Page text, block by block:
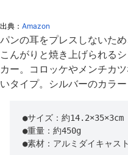
出典： Amazon
パンの耳をプレスしないた
こんがりと焼き上げられる
カー。コロッケやメンチカ
いタイプ。シルバーのカラー
●サイズ：約14.2×35×3cm
●重量：約450g
●素材：アルミダイキャス